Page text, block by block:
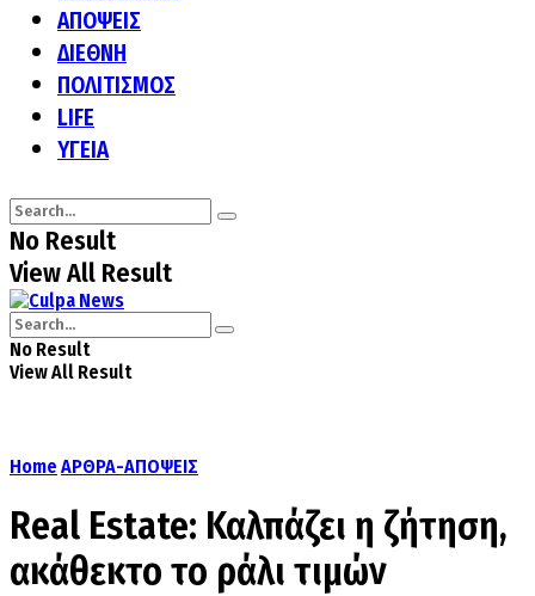
ΑΠΟΨΕΙΣ
ΔΙΕΘΝΗ
ΠΟΛΙΤΙΣΜΟΣ
LIFE
ΥΓΕΙΑ
No Result
View All Result
No Result
View All Result
Home ΑΡΘΡΑ-ΑΠΟΨΕΙΣ
Real Estate: Καλπάζει η ζήτηση,
ακάθεκτο το ράλι τιμών